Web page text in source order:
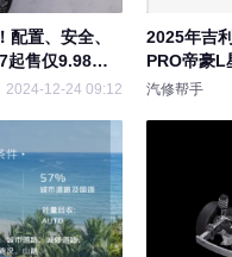
置、安全、
起售仅9.98
2024-12-24 09:12
2025年吉
PRO帝豪
手册电路
汽修帮手